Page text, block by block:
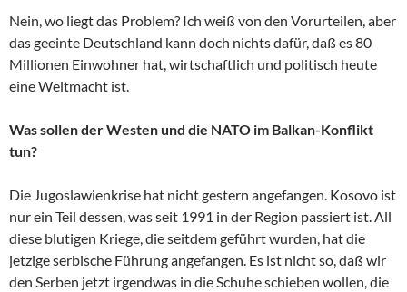
Nein, wo liegt das Problem? Ich weiß von den Vorurteilen, aber
das geeinte Deutschland kann doch nichts dafür, daß es 80
Millionen Einwohner hat, wirtschaftlich und politisch heute
eine Weltmacht ist.
Was sollen der Westen und die NATO im Balkan-Konflikt
tun?
Die Jugoslawienkrise hat nicht gestern angefangen. Kosovo ist
nur ein Teil dessen, was seit 1991 in der Region passiert ist. All
diese blutigen Kriege, die seitdem geführt wurden, hat die
jetzige serbische Führung angefangen. Es ist nicht so, daß wir
den Serben jetzt irgendwas in die Schuhe schieben wollen, die